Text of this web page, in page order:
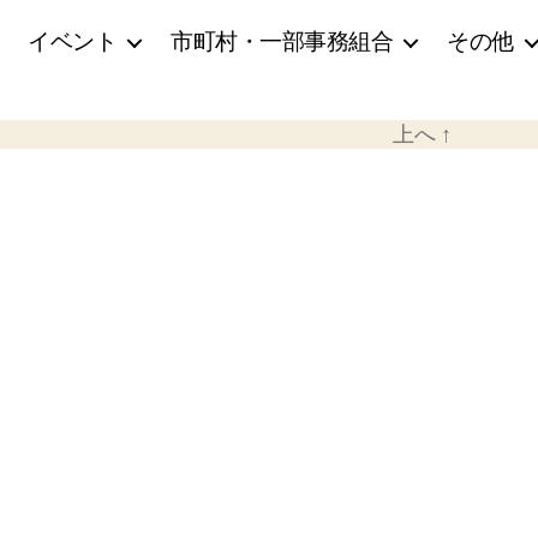
イベント 市町村・一部事務組合 その他
上へ ↑